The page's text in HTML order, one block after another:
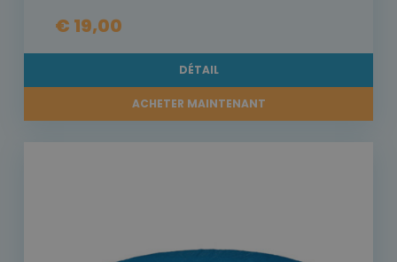
€ 19,00
DÉTAIL
ACHETER MAINTENANT